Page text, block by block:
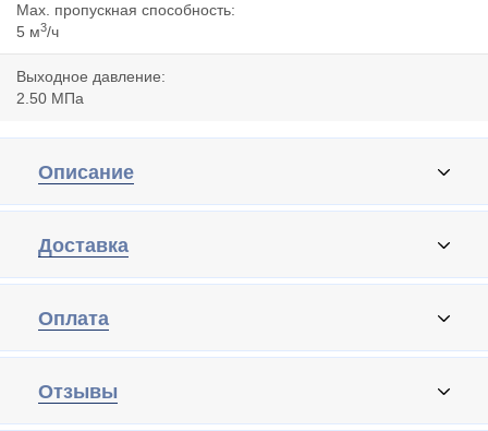
Мах. пропускная способность:
5 м3/ч
Выходное давление:
2.50 МПа
Описание
Доставка
Оплата
Отзывы